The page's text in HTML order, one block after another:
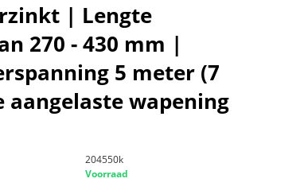
| Lengte
270 - 430 mm |
5 meter (7
aangelaste wapening
204550k
Voorraad